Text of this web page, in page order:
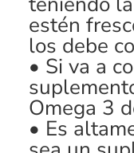
estén
los debe
• Si va a
Omega 3
• Es